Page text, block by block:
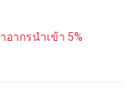
อากรนำเข้า 5%